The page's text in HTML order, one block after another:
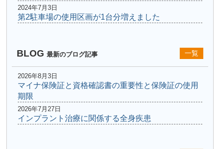
2024年7月3日
第2駐車場の使用区画が1台分増えました
BLOG 最新のブログ記事 一覧
2026年8月3日
マイナ保険証と資格確認書の重要性と保険証の使用
期限
2026年7月27日
インプラント治療に関係する全身疾患